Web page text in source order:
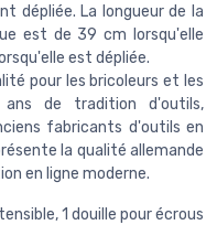
dépliée. La longueur de la
est de 39 cm lorsqu'elle
est dépliée.
pour les bricoleurs et les
de tradition d'outils,
fabricants d'outils en
la qualité allemande
en ligne moderne.
1 douille pour écrous